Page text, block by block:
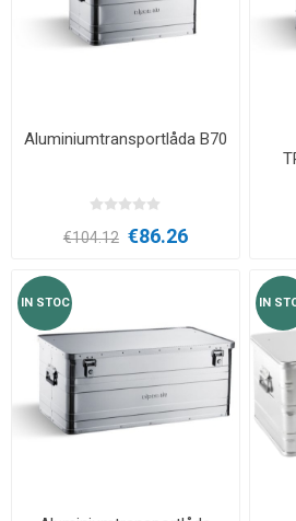
Aluminiumtransportlåda B70
€104.12 €86.26
IN STOC IN